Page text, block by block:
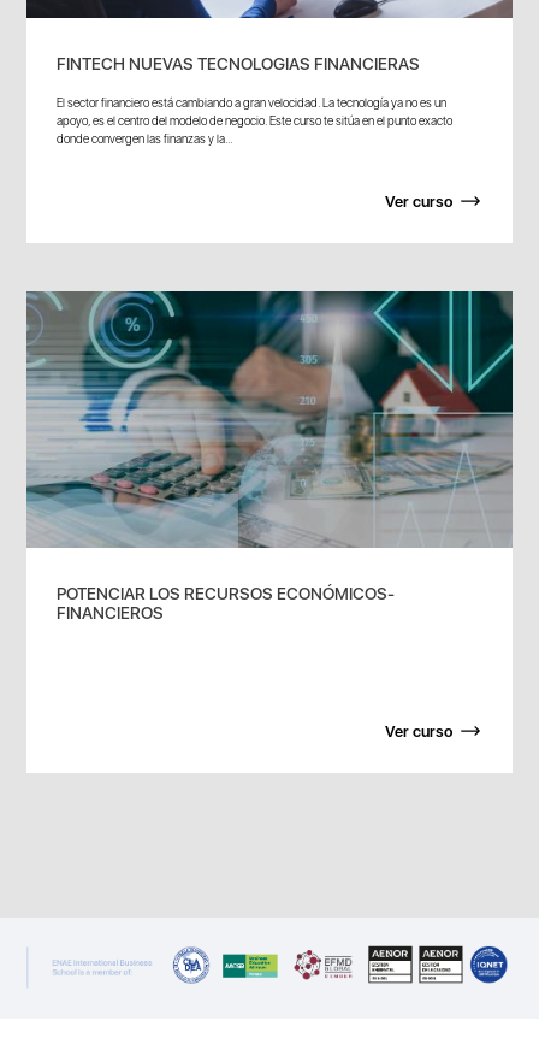
FINTECH NUEVAS TECNOLOGIAS FINANCIERAS
El sector financiero está cambiando a gran velocidad. La tecnología ya no es un
apoyo, es el centro del modelo de negocio. Este curso te sitúa en el punto exacto
donde convergen las finanzas y la...
Ver curso
POTENCIAR LOS RECURSOS ECONÓMICOS-
FINANCIEROS
Ver curso